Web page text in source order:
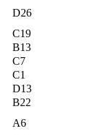
D26
C19
B13
C7
C1
D13
B22
A6